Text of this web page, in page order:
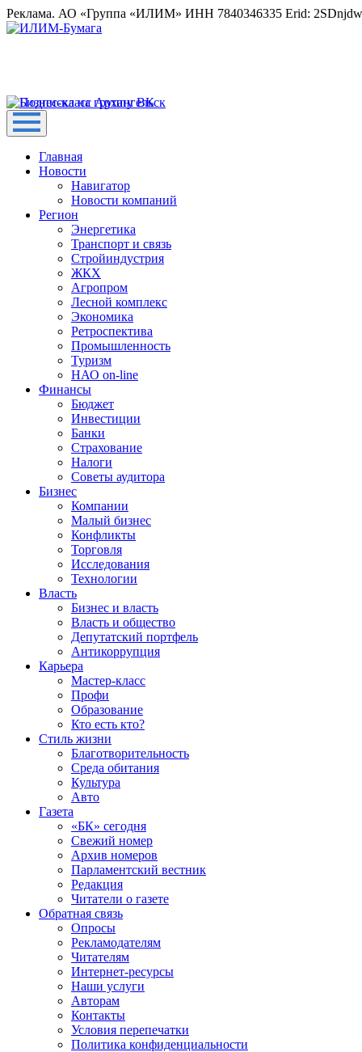
Реклама. АО «Группа «ИЛИМ» ИНН 7840346335 Erid:
Главная
Новости
Навигатор
Новости компаний
Регион
Энергетика
Транспорт и связь
Стройиндустрия
ЖКХ
Агропром
Лесной комплекс
Экономика
Ретроспектива
Промышленность
Туризм
НАО on-line
Финансы
Бюджет
Инвестиции
Банки
Страхование
Налоги
Советы аудитора
Бизнес
Компании
Малый бизнес
Конфликты
Торговля
Исследования
Технологии
Власть
Бизнес и власть
Власть и общество
Депутатский портфель
Антикоррупция
Карьера
Мастер-класс
Профи
Образование
Кто есть кто?
Стиль жизни
Благотворительность
Среда обитания
Культура
Авто
Газета
«БК» сегодня
Свежий номер
Архив номеров
Парламентский вестник
Редакция
Читатели о газете
Обратная связь
Опросы
Рекламодателям
Читателям
Интернет-ресурсы
Наши услуги
Авторам
Контакты
Условия перепечатки
Политика конфиденциальности